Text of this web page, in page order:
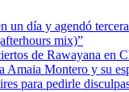
un día y agendó
mix)”
de Rawayana en
Amaia Montero y su
para pedirle